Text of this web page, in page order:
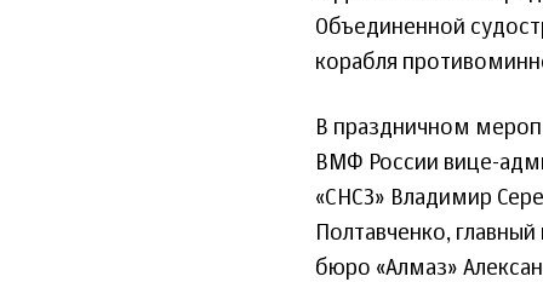
Объединенной
корабля
В праздничном
ВМФ России вице-
«СНСЗ» Владимир
Полтавченко,
бюро «Алмаз»